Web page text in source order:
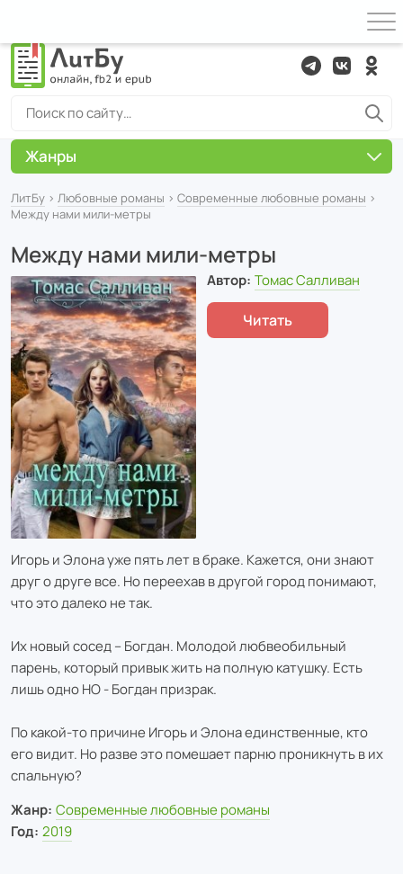
ЛитБу › Любовные романы › Современные любовные романы ›
Между нами мили-метры
Между нами мили-метры
Автор: Томас Салливан
Читать
Игорь и Элона уже пять лет в браке. Кажется, они знают
друг о друге все. Но переехав в другой город понимают,
что это далеко не так.
Их новый сосед – Богдан. Молодой любвеобильный
парень, который привык жить на полную катушку. Есть
лишь одно НО - Богдан призрак.
По какой-то причине Игорь и Элона единственные, кто
его видит. Но разве это помешает парню проникнуть в их
спальную?
Жанр: Современные любовные романы
Год: 2019
Жанры